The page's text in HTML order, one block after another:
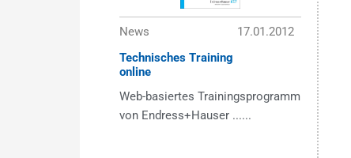
News
17.01.2012
Technisches Training
online
Web-basiertes Trainingsprogramm
von Endress+Hauser ......